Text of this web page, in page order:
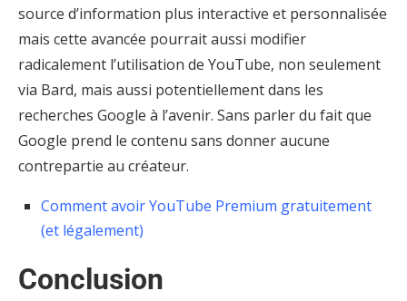
source d’information plus interactive et personnalisée
mais cette avancée pourrait aussi modifier
radicalement l’utilisation de YouTube, non seulement
via Bard, mais aussi potentiellement dans les
recherches Google à l’avenir. Sans parler du fait que
Google prend le contenu sans donner aucune
contrepartie au créateur.
Comment avoir YouTube Premium gratuitement
(et légalement)
Conclusion